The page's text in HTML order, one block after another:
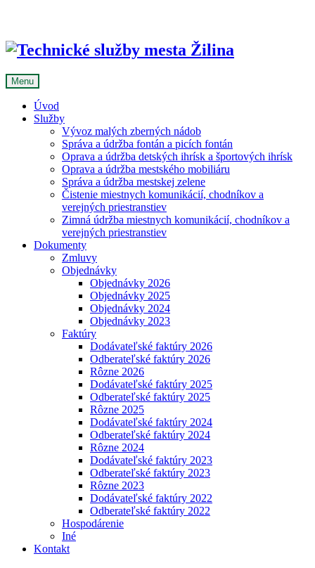
Menu
Úvod
Služby
Vývoz malých zberných nádob
Správa a údržba fontán a picích fontán
Oprava a údržba detských ihrísk a športových ihrísk
Oprava a údržba mestského mobiliáru
Správa a údržba mestskej zelene
Čistenie miestnych komunikácií, chodníkov a
verejných priestranstiev
Zimná údržba miestnych komunikácií, chodníkov a
verejných priestranstiev
Dokumenty
Zmluvy
Objednávky
Objednávky 2026
Objednávky 2025
Objednávky 2024
Objednávky 2023
Faktúry
Dodávateľské faktúry 2026
Odberateľské faktúry 2026
Rôzne 2026
Dodávateľské faktúry 2025
Odberateľské faktúry 2025
Rôzne 2025
Dodávateľské faktúry 2024
Odberateľské faktúry 2024
Rôzne 2024
Dodávateľské faktúry 2023
Odberateľské faktúry 2023
Rôzne 2023
Dodávateľské faktúry 2022
Odberateľské faktúry 2022
Hospodárenie
Iné
Kontakt